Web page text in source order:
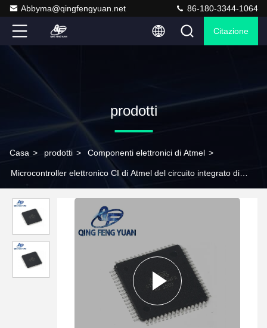
Abbyma@qingfengyuan.net 86-180-3344-1064
Citazione
prodotti
Casa > prodotti > Componenti elettronici di Atmel >
Microcontroller elettronico CI di Atmel del circuito integrato di